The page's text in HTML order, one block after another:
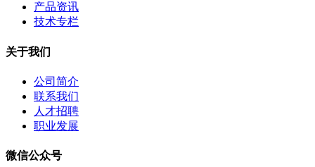
产品资讯
技术专栏
关于我们
公司简介
联系我们
人才招聘
职业发展
微信公众号